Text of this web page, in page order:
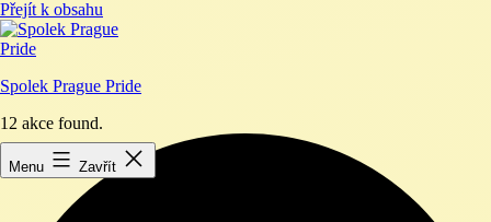
Přejít k obsahu
Spolek Prague Pride
Menu Zavřít
12 akce found.